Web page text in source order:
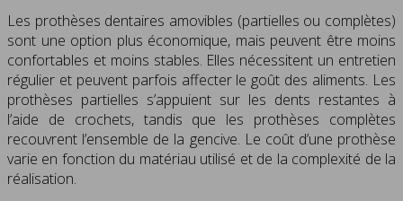
Les prothèses dentaires amovibles (partielles ou complètes)
sont une option plus économique, mais peuvent être moins
confortables et moins stables. Elles nécessitent un entretien
régulier et peuvent parfois affecter le goût des aliments. Les
prothèses partielles s’appuient sur les dents restantes à
l’aide de crochets, tandis que les prothèses complètes
recouvrent l’ensemble de la gencive. Le coût d’une prothèse
varie en fonction du matériau utilisé et de la complexité de la
réalisation.